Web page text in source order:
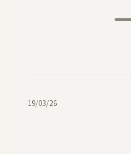
19/03/26